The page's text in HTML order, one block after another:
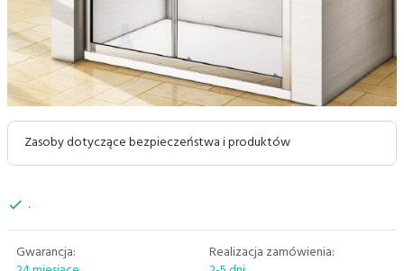
Zasoby dotyczące bezpieczeństwa i produktów
.
Gwarancja:
Realizacja zamówienia: